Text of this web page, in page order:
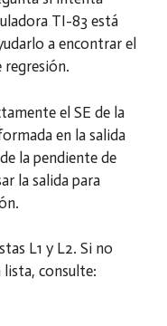
TI-83 está
a encontrar el
regresión.
el SE de la
en la salida
la pendiente de
la salida para
L1 y L2. Si no
lista, consulte: